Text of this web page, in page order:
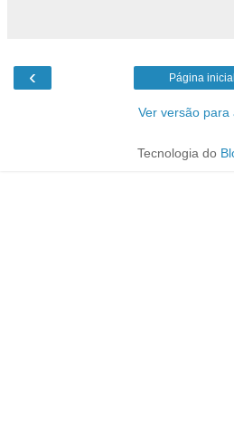
‹ Página inicial
Ver versão para
Tecnologia do